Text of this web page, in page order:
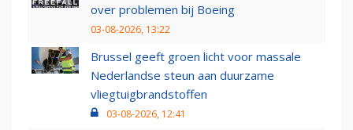
over problemen bij Boeing
03-08-2026, 13:22
Brussel geeft groen licht voor massale
Nederlandse steun aan duurzame
vliegtuigbrandstoffen
03-08-2026, 12:41